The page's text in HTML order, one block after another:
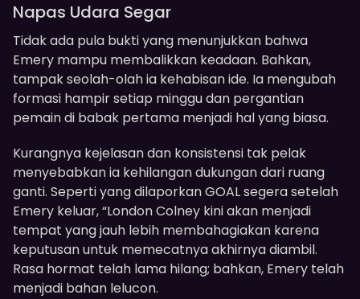
Napas Udara Segar
Tidak ada pula bukti yang menunjukkan bahwa
Emery mampu membalikkan keadaan. Bahkan,
tampak seolah-olah ia kehabisan ide. Ia mengubah
formasi hampir setiap minggu dan pergantian
pemain di babak pertama menjadi hal yang biasa.
Kurangnya kejelasan dan konsistensi tak pelak
menyebabkan ia kehilangan dukungan dari ruang
ganti. Seperti yang dilaporkan GOAL segera setelah
Emery keluar, “London Colney kini akan menjadi
tempat yang jauh lebih membahagiakan karena
keputusan untuk memecatnya akhirnya diambil.
Rasa hormat telah lama hilang; bahkan, Emery telah
menjadi bahan lelucon.